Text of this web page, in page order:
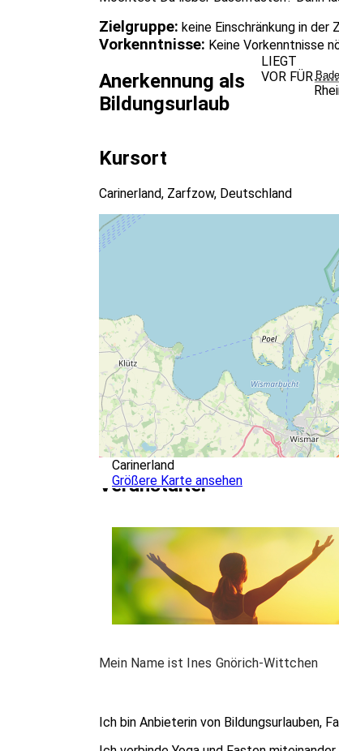
Zielgruppe: keine Einschränkung in der
Vorkenntnisse: Keine Vorkenntnisse
Anerkennung als
Bildungsurlaub
LIEGT
VOR FÜR
Kursort
Carinerland, Zarfzow, Deutschland
Carinerland
Größere Karte ansehen
Veranstalter
Mein Name ist Ines Gnörich-Wittchen
Ich bin Anbieterin von Bildungsurlauben,